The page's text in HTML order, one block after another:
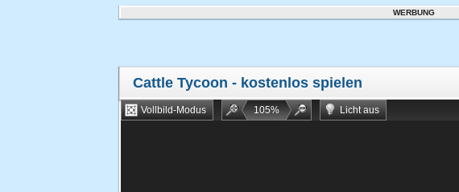
WERBUNG
Cattle Tycoon - kostenlos spielen
Vollbild-Modus 105% Licht aus